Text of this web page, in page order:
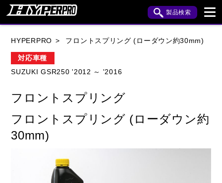
製品検索
BUELL
KTM
HYPERPRO フロントスプリング (ローダウン約30mm)
対応車種
SUZUKI GSR250 '2012 ～ '2016
フロントスプリング
フロントスプリング (ローダウン約
30mm)